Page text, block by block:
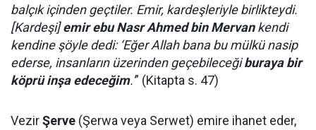
balçık içinden geçtiler. Emir, kardeşleriyle birlikteydi.
[Kardeşi]emir ebu Nasr Ahmed bin Mervankendi
kendine şöyle dedi: ‘Eğer Allah bana bu mülkü nasip
ederse, insanların üzerinden geçebileceğiburaya bir
köprü inşa edeceğim.'” (Kitapta s. 47)
VezirŞerve (Şerwa veya Serwet) emire ihanet eder,